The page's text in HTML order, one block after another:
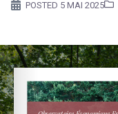
POSTED 5 MAI 2025